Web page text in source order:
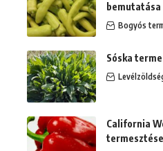
bemutatása
Bogyós
Sóska
California
termesztése